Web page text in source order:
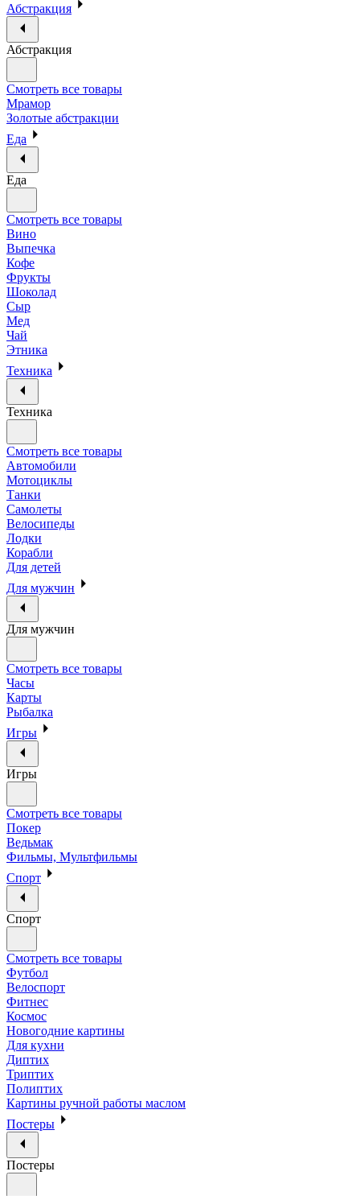
Абстракция
Абстракция
Смотреть все товары
Мрамор
Золотые абстракции
Еда
Еда
Смотреть все товары
Вино
Выпечка
Кофе
Фрукты
Шоколад
Сыр
Мед
Чай
Этника
Техника
Техника
Смотреть все товары
Автомобили
Мотоциклы
Танки
Самолеты
Велосипеды
Лодки
Корабли
Для детей
Для мужчин
Для мужчин
Смотреть все товары
Часы
Карты
Рыбалка
Игры
Игры
Смотреть все товары
Покер
Ведьмак
Фильмы, Мультфильмы
Спорт
Спорт
Смотреть все товары
Футбол
Велоспорт
Фитнес
Космос
Новогодние картины
Для кухни
Диптих
Триптих
Полиптих
Картины ручной работы маслом
Постеры
Постеры